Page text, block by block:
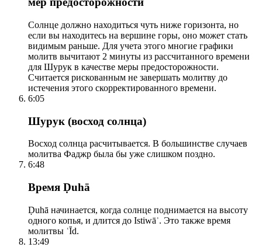
Солнце должно находиться чуть ниже горизонта, но
если вы находитесь на вершине горы, оно может стать
видимым раньше. Для учета этого многие графики
молитв вычитают 2 минуты из рассчитанного времени
для Шурук в качестве меры предосторожности.
Считается рискованным не завершать молитву до
истечения этого скорректированного времени.
6:05
Шурук (восход солнца)
Восход солнца расчитывается. В большинстве случаев
молитва Фаджр была бы уже слишком поздно.
6:48
Время Ḍuhā
Ḍuhā начинается, когда солнце поднимается на высоту
одного копья, и длится до Istiwāʾ. Это также время
молитвы ʿĪd.
13:49